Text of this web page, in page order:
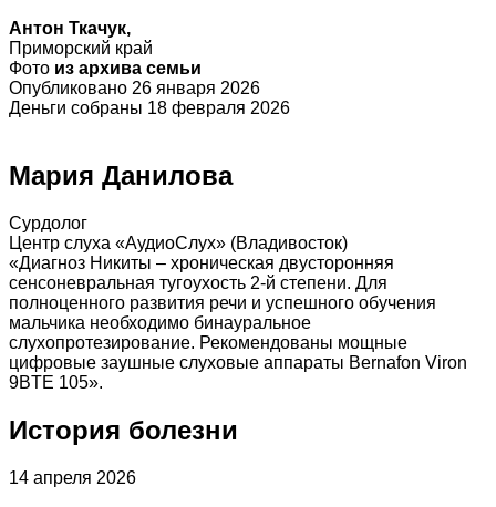
Антон Ткачук,
Приморский край
Фото из архива семьи
Опубликовано 26 января 2026
Деньги собраны 18 февраля 2026
Мария Данилова
Сурдолог
Центр слуха «АудиоСлух» (Владивосток)
«Диагноз Никиты – хроническая двусторонняя
сенсоневральная тугоухость 2-й степени. Для
полноценного развития речи и успешного обучения
мальчика необходимо бинауральное
слухопротезирование. Рекомендованы мощные
цифровые заушные слуховые аппараты Веrnаfоn Viron
9BTE 105».
История болезни
14 апреля 2026